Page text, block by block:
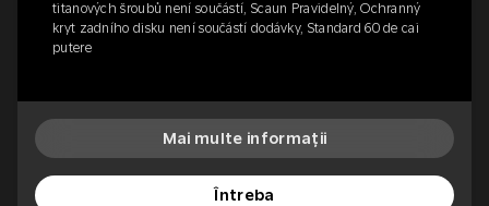
titanových šroubů není součástí, Scaun Pravidelný, Ochranný
kryt zadního disku není součástí dodávky, Standard 60 de cai
putere
Mai multe informații
Întreba